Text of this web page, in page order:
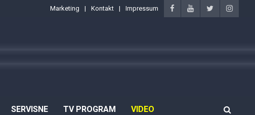
Marketing Kontakt Impressum
SERVISNE TV PROGRAM VIDEO